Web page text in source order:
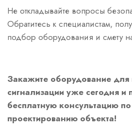
Не откладывайте вопросы
Обратитесь к специалистам,
подбор оборудования и смету
Закажите оборудование
сигнализации уже сегодня и
бесплатную консультацию
проектированию объекта!